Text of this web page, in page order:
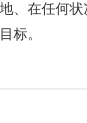
、在任何
标。